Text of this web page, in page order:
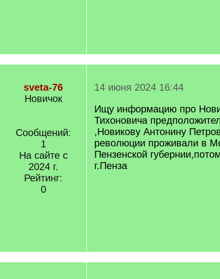
sveta-76
Новичок
Сообщений:
1
На сайте с
2024 г.
Рейтинг:
0
14 июня 2024 16:44
Ищу информацию про
Тихоновича
,Новикову Антонину
революции проживали в
Пензенской
г.Пенза